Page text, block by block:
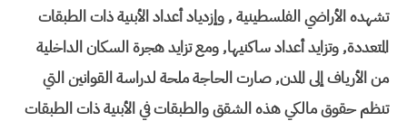
تشهده الأراضي الفلسطينية , وإزدياد أعداد الأبنية ذات الطبقات
المتعددة, وتزايد أعداد ساكنيها, ومع تزايد هجرة السكان الداخلية
من الأرياف إلى المدن, صارت الحاجة ملحة لدراسة القوانين التي
تنظم حقوق مالكي هذه الشقق والطبقات في الأبنية ذات الطبقات